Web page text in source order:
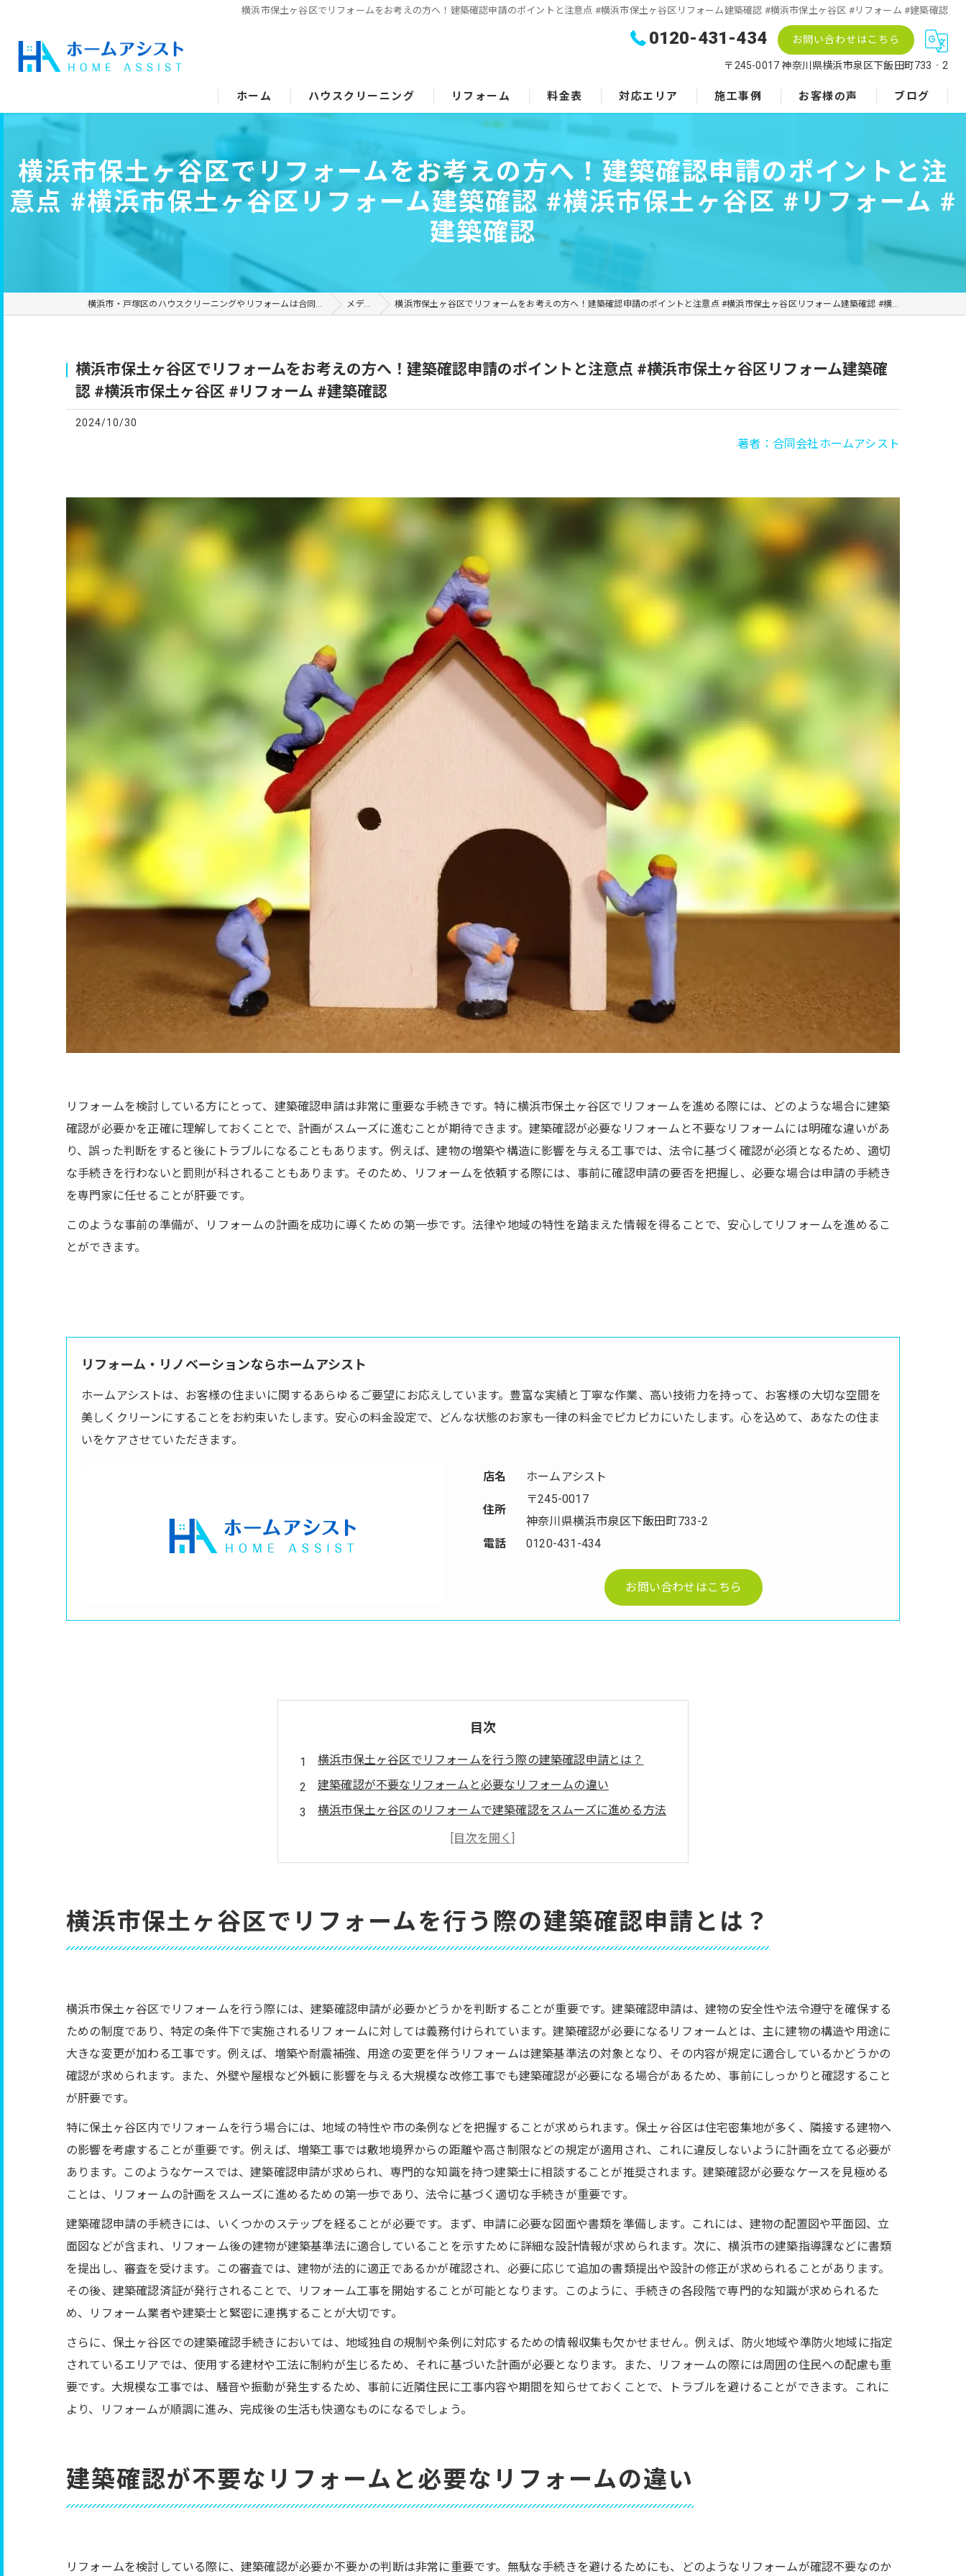
横浜市保土ヶ谷区でリフォームをお考えの方へ！建築確認申請のポイントと注意点 #横浜市保土ヶ谷区リフォーム建築確認 #横浜市保土ヶ谷区 #リフォーム #建築確認
0120-431-434 お問い合わせはこちら
〒245-0017 神奈川県横浜市泉区下飯田町733‐2
ホーム ハウスクリーニング
水回り5点セット
エアコンクリーニング
洗面所
リフォーム
キッチンリフォーム
浴室リフォーム
洗面所リフォーム
その他のリフォーム
料金表 対応エリア 施工事例 お客様の声 ブログ
横浜市保土ヶ谷区でリフォームをお考えの方へ！建築確認申請のポイントと注
意点 #横浜市保土ヶ谷区リフォーム建築確認 #横浜市保土ヶ谷区 #リフォーム #
建築確認
横浜市・戸塚区のハウスクリーニングやリフォームは合同会社ホームアシスト メディア 横浜市保土ヶ谷区でリフォームをお考えの方へ！建築確認申請のポイントと注意点 #横浜市保土ヶ谷区リフォーム建築確認 #横浜市保土ヶ谷区 #リフォーム #建築確認
横浜市保土ヶ谷区でリフォームをお考えの方へ！建築確認申請のポイントと注意点 #横浜市保土ヶ谷区リフォーム建築確
認 #横浜市保土ヶ谷区 #リフォーム #建築確認
2024/10/30
著者：合同会社ホームアシスト
リフォームを検討している方にとって、建築確認申請は非常に重要な手続きです。特に横浜市保土ヶ谷区でリフォームを進める際には、どのような場合に建築
確認が必要かを正確に理解しておくことで、計画がスムーズに進むことが期待できます。建築確認が必要なリフォームと不要なリフォームには明確な違いがあ
り、誤った判断をすると後にトラブルになることもあります。例えば、建物の増築や構造に影響を与える工事では、法令に基づく確認が必須となるため、適切
な手続きを行わないと罰則が科されることもあります。そのため、リフォームを依頼する際には、事前に確認申請の要否を把握し、必要な場合は申請の手続き
を専門家に任せることが肝要です。
このような事前の準備が、リフォームの計画を成功に導くための第一歩です。法律や地域の特性を踏まえた情報を得ることで、安心してリフォームを進めるこ
とができます。
リフォーム・リノベーションならホームアシスト
ホームアシストは、お客様の住まいに関するあらゆるご要望にお応えしています。豊富な実績と丁寧な作業、高い技術力を持って、お客様の大切な空間を
美しくクリーンにすることをお約束いたします。安心の料金設定で、どんな状態のお家も一律の料金でピカピカにいたします。心を込めて、あなたの住ま
いをケアさせていただきます。
店名 ホームアシスト
住所
〒245-0017
神奈川県横浜市泉区下飯田町733-2
電話
0120-431-434
お問い合わせはこちら
目次
横浜市保土ヶ谷区でリフォームを行う際の建築確認申請とは？
建築確認が不要なリフォームと必要なリフォームの違い
横浜市保土ヶ谷区のリフォームで建築確認をスムーズに進める方法
建築確認申請でのよくあるトラブルとその対策
まとめ
横浜市保土ヶ谷区について
リフォームについて
対応地域
横浜市保土ヶ谷区でリフォームを行う際の建築確認申請とは？
横浜市保土ヶ谷区でリフォームを行う際には、建築確認申請が必要かどうかを判断することが重要です。建築確認申請は、建物の安全性や法令遵守を確保する
ための制度であり、特定の条件下で実施されるリフォームに対しては義務付けられています。建築確認が必要になるリフォームとは、主に建物の構造や用途に
大きな変更が加わる工事です。例えば、増築や耐震補強、用途の変更を伴うリフォームは建築基準法の対象となり、その内容が規定に適合しているかどうかの
確認が求められます。また、外壁や屋根など外観に影響を与える大規模な改修工事でも建築確認が必要になる場合があるため、事前にしっかりと確認すること
が肝要です。
特に保土ヶ谷区内でリフォームを行う場合には、地域の特性や市の条例などを把握することが求められます。保土ヶ谷区は住宅密集地が多く、隣接する建物へ
の影響を考慮することが重要です。例えば、増築工事では敷地境界からの距離や高さ制限などの規定が適用され、これに違反しないように計画を立てる必要が
あります。このようなケースでは、建築確認申請が求められ、専門的な知識を持つ建築士に相談することが推奨されます。建築確認が必要なケースを見極める
ことは、リフォームの計画をスムーズに進めるための第一歩であり、法令に基づく適切な手続きが重要です。
建築確認申請の手続きには、いくつかのステップを経ることが必要です。まず、申請に必要な図面や書類を準備します。これには、建物の配置図や平面図、立
面図などが含まれ、リフォーム後の建物が建築基準法に適合していることを示すために詳細な設計情報が求められます。次に、横浜市の建築指導課などに書類
を提出し、審査を受けます。この審査では、建物が法的に適正であるかが確認され、必要に応じて追加の書類提出や設計の修正が求められることがあります。
その後、建築確認済証が発行されることで、リフォーム工事を開始することが可能となります。このように、手続きの各段階で専門的な知識が求められるた
め、リフォーム業者や建築士と緊密に連携することが大切です。
さらに、保土ヶ谷区での建築確認手続きにおいては、地域独自の規制や条例に対応するための情報収集も欠かせません。例えば、防火地域や準防火地域に指定
されているエリアでは、使用する建材や工法に制約が生じるため、それに基づいた計画が必要となります。また、リフォームの際には周囲の住民への配慮も重
要です。大規模な工事では、騒音や振動が発生するため、事前に近隣住民に工事内容や期間を知らせておくことで、トラブルを避けることができます。これに
より、リフォームが順調に進み、完成後の生活も快適なものになるでしょう。
建築確認が不要なリフォームと必要なリフォームの違い
リフォームを検討している際に、建築確認が必要か不要かの判断は非常に重要です。無駄な手続きを避けるためにも、どのようなリフォームが確認不要なのか